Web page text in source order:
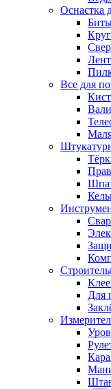
Оснастка
Все для
Для